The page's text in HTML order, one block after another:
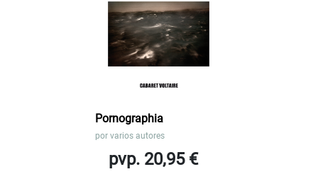
Pornographia
por varios autores
pvp. 20,95 €